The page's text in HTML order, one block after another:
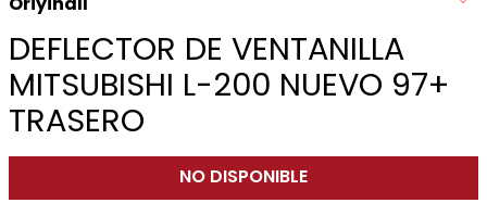
DEFLECTOR DE VENTANILLA
MITSUBISHI L-200 NUEVO 97+
TRASERO
NO DISPONIBLE